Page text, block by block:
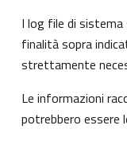
I log file di
finalità sopra
strettamente
Le informazioni
potrebbero essere